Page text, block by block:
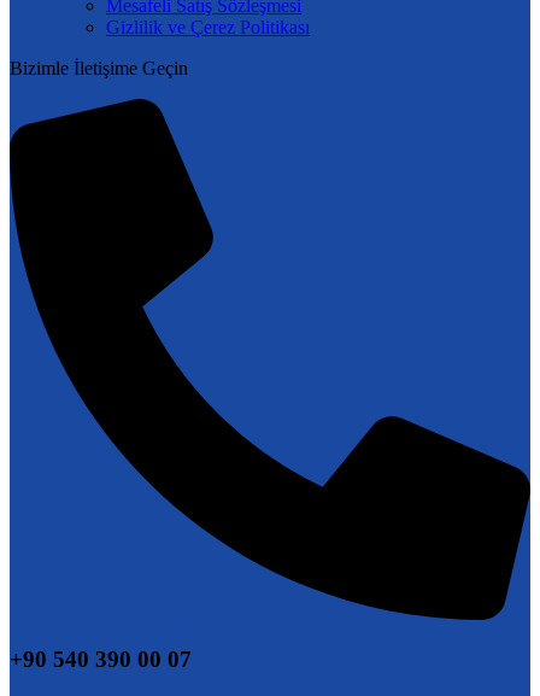
Mesafeli Satış Sözleşmesi
Gizlilik ve Çerez Politikası
Bizimle İletişime Geçin
+90 540 390 00 07